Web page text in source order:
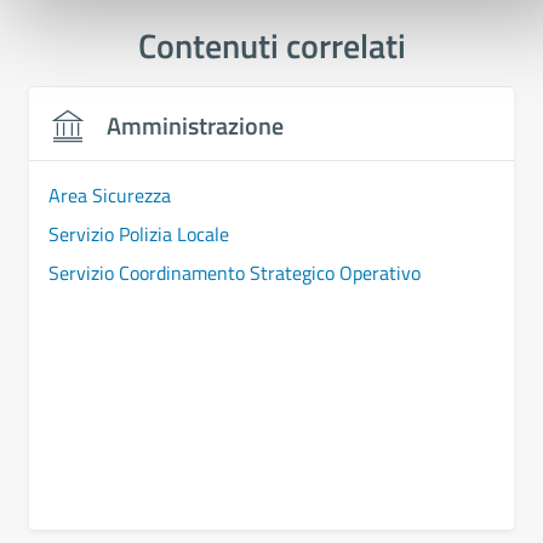
Contenuti correlati
Amministrazione
Area Sicurezza
Servizio Polizia Locale
Servizio Coordinamento Strategico Operativo